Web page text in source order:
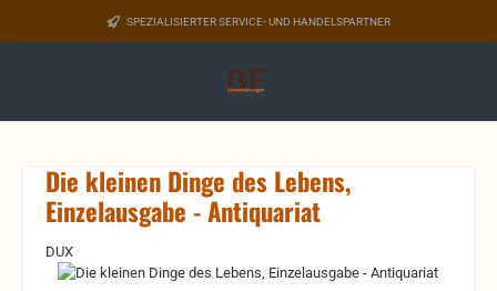
Zum Hauptinhalt springenSPEZIALISIERTER SERVICE- UND HANDELSPARTNER
Die kleinen Dinge des Lebens,
Einzelausgabe - Antiquariat
DUX
Bildergalerie überspringen